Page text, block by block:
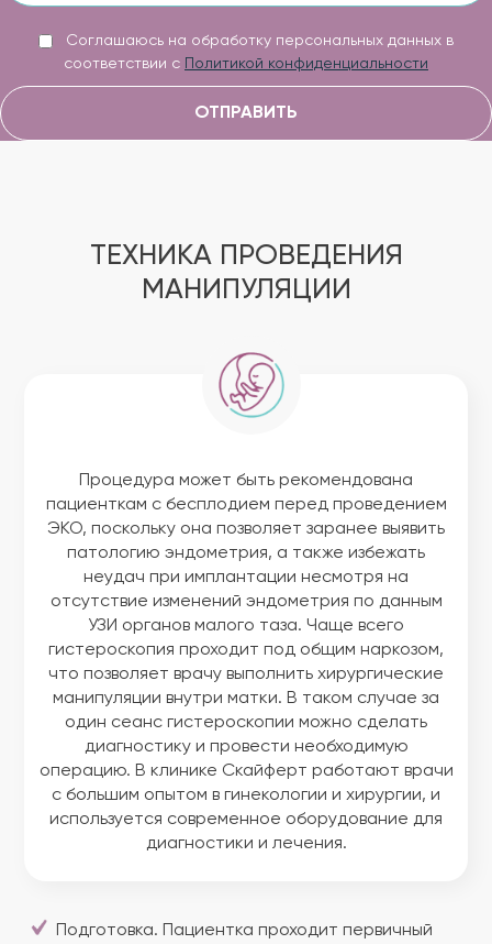
Соглашаюсь на обработку персональных данных в
соответствии с Политикой конфиденциальности
ОТПРАВИТЬ
ТЕХНИКА ПРОВЕДЕНИЯ
МАНИПУЛЯЦИИ
Процедура может быть рекомендована
пациенткам с бесплодием перед проведением
ЭКО, поскольку она позволяет заранее выявить
патологию эндометрия, а также избежать
неудач при имплантации несмотря на
отсутствие изменений эндометрия по данным
УЗИ органов малого таза. Чаще всего
гистероскопия проходит под общим наркозом,
что позволяет врачу выполнить хирургические
манипуляции внутри матки. В таком случае за
один сеанс гистероскопии можно сделать
диагностику и провести необходимую
операцию. В клинике Скайферт работают врачи
с большим опытом в гинекологии и хирургии, и
используется современное оборудование для
диагностики и лечения.
Подготовка. Пациентка проходит первичный